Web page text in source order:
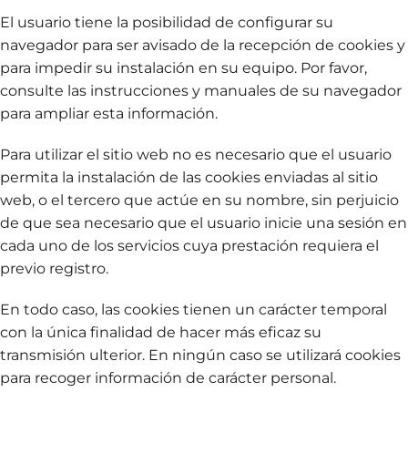
El usuario tiene la posibilidad de configurar su
navegador para ser avisado de la recepción de cookies y
para impedir su instalación en su equipo. Por favor,
consulte las instrucciones y manuales de su navegador
para ampliar esta información.
Para utilizar el sitio web no es necesario que el usuario
permita la instalación de las cookies enviadas al sitio
web, o el tercero que actúe en su nombre, sin perjuicio
de que sea necesario que el usuario inicie una sesión en
cada uno de los servicios cuya prestación requiera el
previo registro.
En todo caso, las cookies tienen un carácter temporal
con la única finalidad de hacer más eficaz su
transmisión ulterior. En ningún caso se utilizará cookies
para recoger información de carácter personal.